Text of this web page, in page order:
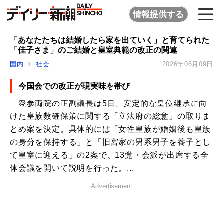
情報提供する
「あなたたちは結婚したら家を出ていく」と育てられた
「佳子さま」のご結婚と皇室典範の改正の関連
国内 社会 2026年06月09日
今国会での改正が現実味を帯び
衆参両院の正副議長は5日、安定的な皇位継承に向
けた皇族数確保策に関する「立法府の総意」の取りま
とめ案を決定。具体的には「女性皇族が婚姻後も皇族
の身分を保持する」と「旧宮家の男系男子を養子とし
て皇室に迎える」の2案で、13党・会派が出席する全
体会議を開いて説明を行った。...
Advertisement